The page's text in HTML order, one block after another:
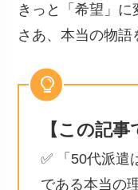
きっと「希望」に
さあ、本当の物語
【この記
✅ 「50代派遣
である本当の